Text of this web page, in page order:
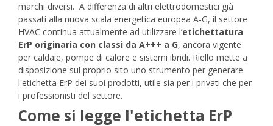
marchi diversi. A differenza di altri elettrodomestici già
passati alla nuova scala energetica europea A-G, il settore
HVAC continua attualmente ad utilizzare l’etichettatura
ErP originaria con classi da A+++ a G, ancora vigente
per caldaie, pompe di calore e sistemi ibridi. Riello mette a
disposizione sul proprio sito uno strumento per generare
l'etichetta ErP dei suoi prodotti, utile sia per i privati che per
i professionisti del settore.
Come si legge l'etichetta ErP